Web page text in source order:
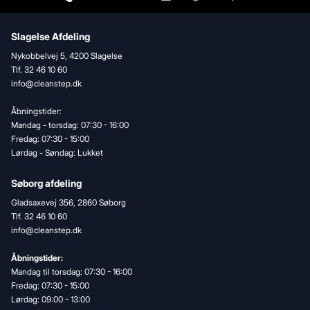
Slagelse Afdeling
Nykobbelvej 5, 4200 Slagelse
Tlf. 32 46 10 60
info@cleanstep.dk
Åbningstider:
Mandag - torsdag: 07:30 - 16:00
Fredag: 07:30 - 15:00
Lørdag - Søndag: Lukket
Søborg afdeling
Gladsaxevej 356, 2860 Søborg
Tlf. 32 46 10 60
info@cleanstep.dk
Åbningstider:
Mandag til torsdag: 07:30 - 16:00
Fredag: 07:30 - 15:00
Lørdag: 09:00 - 13:00